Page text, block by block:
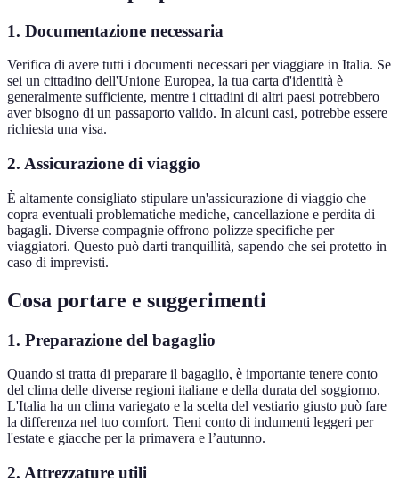
1. Documentazione necessaria
Verifica di avere tutti i documenti necessari per viaggiare in Italia. Se
sei un cittadino dell'Unione Europea, la tua carta d'identità è
generalmente sufficiente, mentre i cittadini di altri paesi potrebbero
aver bisogno di un passaporto valido. In alcuni casi, potrebbe essere
richiesta una visa.
2. Assicurazione di viaggio
È altamente consigliato stipulare un'assicurazione di viaggio che
copra eventuali problematiche mediche, cancellazione e perdita di
bagagli. Diverse compagnie offrono polizze specifiche per
viaggiatori. Questo può darti tranquillità, sapendo che sei protetto in
caso di imprevisti.
Cosa portare e suggerimenti
1. Preparazione del bagaglio
Quando si tratta di preparare il bagaglio, è importante tenere conto
del clima delle diverse regioni italiane e della durata del soggiorno.
L'Italia ha un clima variegato e la scelta del vestiario giusto può fare
la differenza nel tuo comfort. Tieni conto di indumenti leggeri per
l'estate e giacche per la primavera e l’autunno.
2. Attrezzature utili